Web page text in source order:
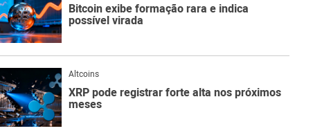
Bitcoin exibe formação rara e indica
possível virada
Altcoins
XRP pode registrar forte alta nos próximos
meses